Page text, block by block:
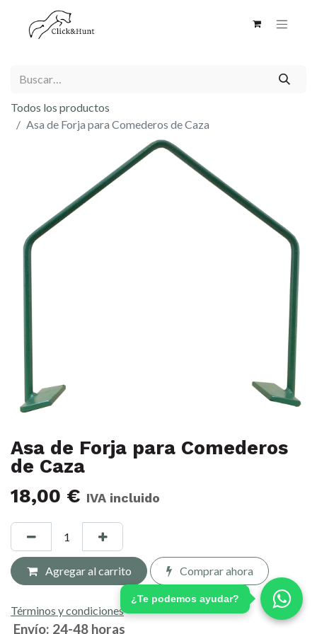
Todos los productos
Asa de Forja para Comederos de Caza
Asa de Forja para Comederos
de Caza
18,00 € IVA incluido
Agregar al carrito Comprar ahora
Términos y condiciones
Envío: 24-48 horas
¿Te podemos ayudar?